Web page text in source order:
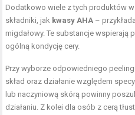
Dodatkowo wiele z tych produktów
składniki, jak kwasy AHA –
migdałowy. Te substancje wspierają
ogólną kondycję cery.
Przy wyborze odpowiedniego
skład oraz działanie względem
lub naczyniową skórą powinny
działaniu. Z kolei dla osób z cerą